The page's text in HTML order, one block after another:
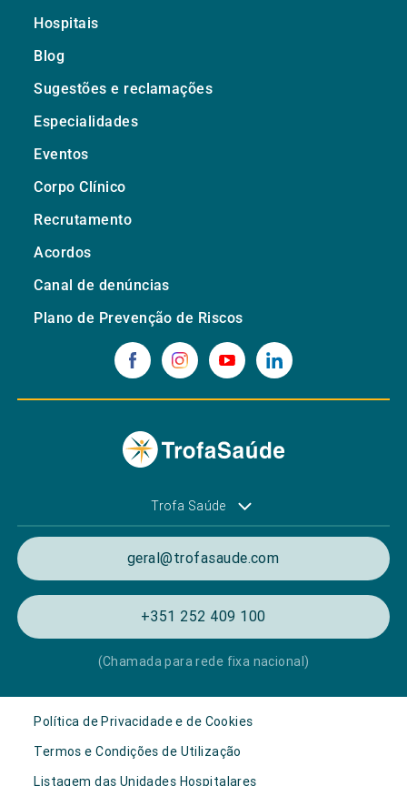
Hospitais
Blog
Sugestões e reclamações
Especialidades
Eventos
Corpo Clínico
Recrutamento
Acordos
Canal de denúncias
Plano de Prevenção de Riscos
Trofa Saúde
geral@trofasaude.com
+351 252 409 100
(Chamada para rede fixa nacional)
Política de Privacidade e de Cookies
Termos e Condições de Utilização
Listagem das Unidades Hospitalares